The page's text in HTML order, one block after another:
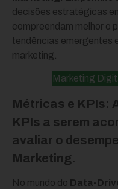
decisões estratégicas
compreendam melhor o
tendências emergentes
marketing.
Marketing
Métricas e KPIs:
KPIs a serem
avaliar o
Marketing.
No mundo do Data-